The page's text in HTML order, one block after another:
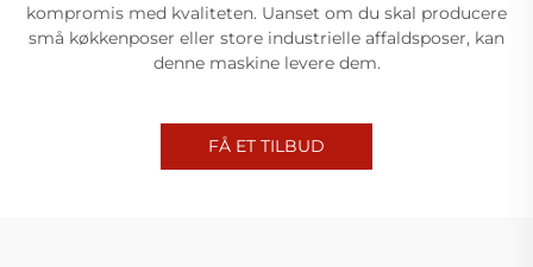
kompromis med kvaliteten. Uanset om du skal producere
små køkkenposer eller store industrielle affaldsposer, kan
denne maskine levere dem.
FÅ ET TILBUD